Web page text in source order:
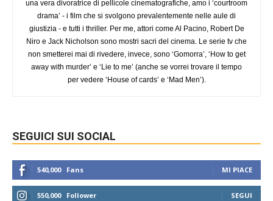
una vera divoratrice di pellicole cinematografiche, amo i ‘courtroom
drama’ - i film che si svolgono prevalentemente nelle aule di
giustizia - e tutti i thriller. Per me, attori come Al Pacino, Robert De
Niro e Jack Nicholson sono mostri sacri del cinema. Le serie tv che
non smetterei mai di rivedere, invece, sono ‘Gomorra’, ‘How to get
away with murder’ e ‘Lie to me’ (anche se vorrei trovare il tempo
per vedere ‘House of cards’ e ‘Mad Men’).
SEGUICI SUI SOCIAL
540,000 Fans MI PIACE
550,000 Follower SEGUI